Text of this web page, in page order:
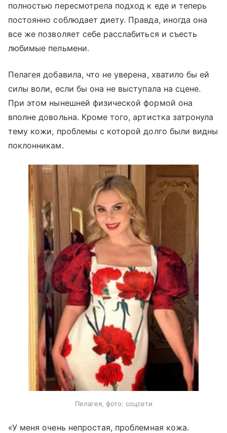
полностью пересмотрела подход к еде и теперь
постоянно соблюдает диету. Правда, иногда она
все же позволяет себе расслабиться и съесть
любимые пельмени.
Пелагея добавила, что не уверена, хватило бы ей
силы воли, если бы она не выступала на сцене.
При этом нынешней физической формой она
вполне довольна. Кроме того, артистка затронула
тему кожи, проблемы с которой долго были видны
поклонникам.
Пелагея, фото: соцсети
«У меня очень непростая, проблемная кожа.